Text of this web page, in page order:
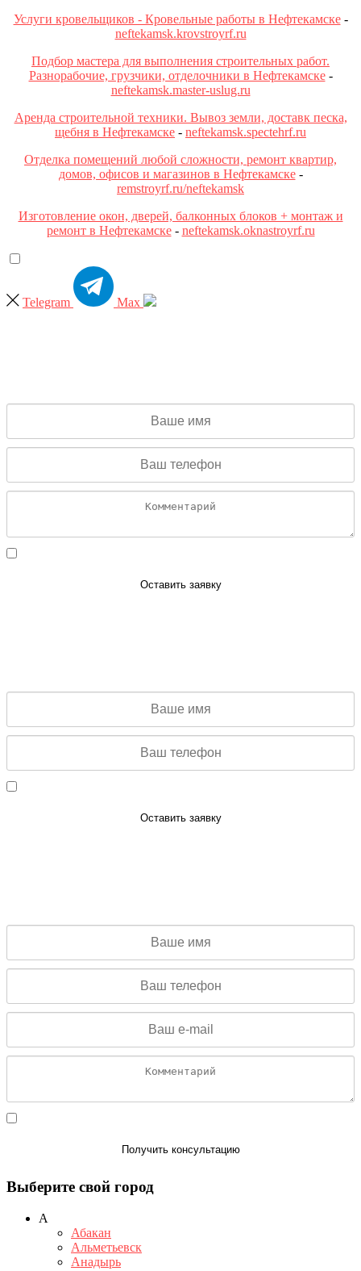
Услуги кровельщиков - Кровельные работы в Нефтекамске-
neftekamsk.krovstroyrf.ru
Подбор мастера для выполнения строительных работ.
Разнорабочие, грузчики, отделочники в Нефтекамске-
neftekamsk.master-uslug.ru
Аренда строительной техники. Вывоз земли, доставк песка,
щебня в Нефтекамске - neftekamsk.spectehrf.ru
Отделка помещений любой сложности, ремонт квартир,
домов, офисов и магазинов в Нефтекамске-
remstroyrf.ru/neftekamsk
Изготовление окон, дверей, балконных блоков + монтаж и
ремонт в Нефтекамске- neftekamsk.oknastroyrf.ru
Telegram Max
Оставить заявку
Оставить заявку
Получить консультацию
Выберите свой город
А
Абакан
Альметьевск
Анадырь